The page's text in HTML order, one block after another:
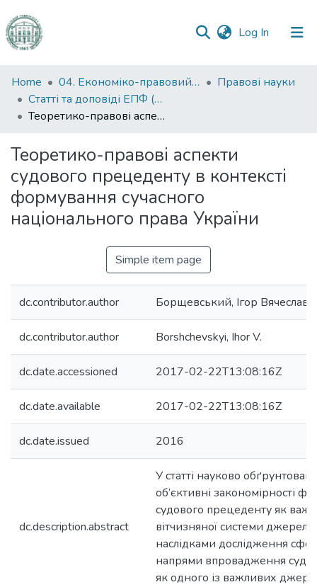
Log In (current)
Communities
&
Collections
Statistics
Home 04. Економіко-правовий факультет
Правові науки
Статті та доповіді ЕПФ (Правові науки)
Теоретико-правові аспекти судового прецеденту в контексті формування сучасного національного права України
Теоретико-правові аспекти
судового прецеденту в контексті
формування сучасного
національного права України
Simple item page
dc.contributor.author Борщевський, Ігор
dc.contributor.author Borshchevskyi, Ihor V.
dc.date.accessioned 2017-02-22T13:08:16Z
dc.date.available 2017-02-22T13:08:16Z
dc.date.issued 2016
dc.description.abstract
У статті науково
об’єктивні закономірності
судового прецеденту як
вітчизняної системи джерел
наслідками дослідження
напрями впровадження
як одного із важливих